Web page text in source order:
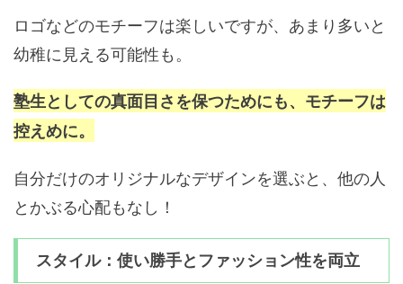
ロゴなどのモチーフは楽しいですが、あまり多いと
幼稚に見える可能性も。
塾生としての真面目さを保つためにも、モチーフは
控えめに。
自分だけのオリジナルなデザインを選ぶと、他の人
とかぶる心配もなし！
スタイル：使い勝手とファッション性を両立